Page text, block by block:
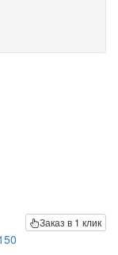
Заказ в 1 клик